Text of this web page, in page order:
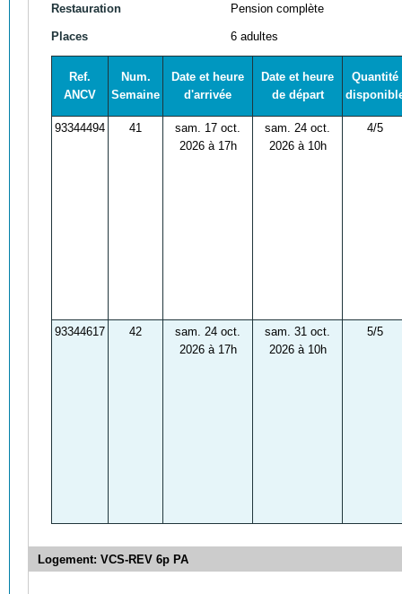
Restauration Pension complète
Places 6 adultes
Ref.
ANCV
Num.
Semaine
Date et heure
d'arrivée
Date et heure
de départ
Quantité
93344494 41
sam. 17 oct.
2026 à 17h
sam. 24 oct.
2026 à 10h
4/5
93344617 42
sam. 24 oct.
2026 à 17h
sam. 31 oct.
2026 à 10h
5/5
Logement: VCS-REV 6p PA